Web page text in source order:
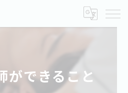
ができること